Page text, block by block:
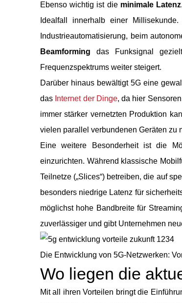
Ebenso wichtig ist die minimale Latenz
Idealfall innerhalb einer
Industrieautomatisierung, beim
Beamforming das Funksignal
Frequenzspektrums weiter steigert.
Darüber hinaus bewältigt 5G eine
das Internet der Dinge, da hier
immer stärker vernetzten Produktion
vielen parallel verbundenen Geräten zu
Eine weitere Besonderheit ist die
einzurichten. Während klassische
Teilnetze („Slices“) betreiben, die auf
besonders niedrige Latenz für
möglichst hohe Bandbreite für
zuverlässiger und gibt Unternehmen
Die Entwicklung von 5G-Netzwerken:
Wo liegen die
Mit all ihren Vorteilen bringt die